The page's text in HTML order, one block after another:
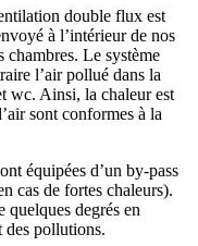
double flux est
à l’intérieur de nos
chambres. Le système
l’air pollué dans la
wc. Ainsi, la chaleur est
sont conformes à la
équipées d’un by-pass
cas de fortes chaleurs).
quelques degrés en
des pollutions.